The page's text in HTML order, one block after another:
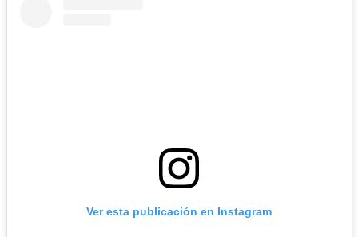
Ver esta publicación en Instagram